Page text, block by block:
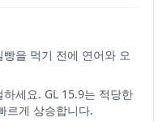
을 먹기 전에 연어와 오
세요. GL 15.9는 적당한
르게 상승합니다.